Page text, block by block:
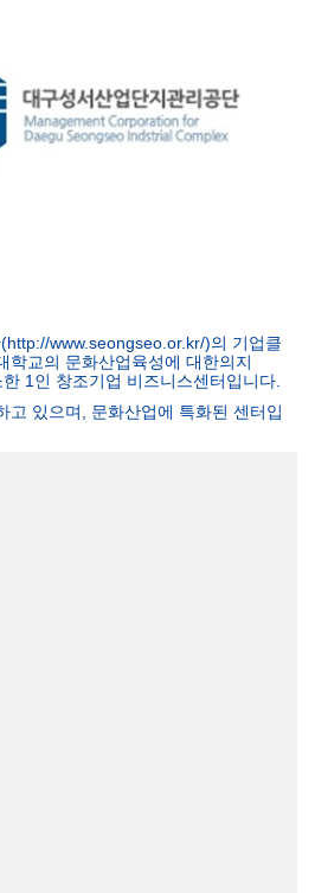
www.seongseo.or.kr/)의 기업클
학교의 문화산업육성에 대한의지
1인 창조기업 비즈니스센터입니다.
고 있으며, 문화산업에 특화된 센터입